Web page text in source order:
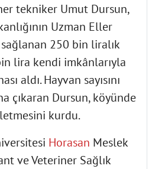
tekniker Umut Dursun,
Uzman Eller
250 bin liralık
lira kendi imkânlarıyla
aldı. Hayvan sayısını
çıkaran Dursun, köyünde
kurdu.
Horasan Meslek
ve Veteriner Sağlık